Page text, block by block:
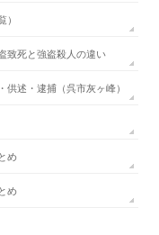
）
致死と強盗殺人の違い
供述・逮捕（呉市灰ヶ峰）
め
め